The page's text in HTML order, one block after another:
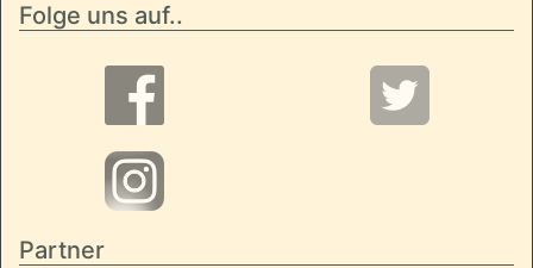
Folge uns auf..
Partner